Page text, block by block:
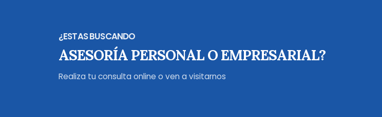
¿ESTAS BUSCANDO
ASESORÍA PERSONAL O EMPRESARIAL?
Realiza tu consulta online o ven a visitarnos